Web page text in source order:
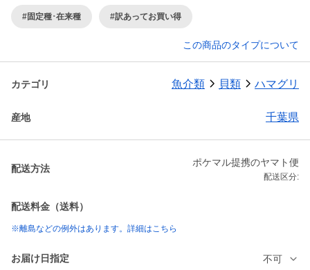
#固定種･在来種 #訳あってお買い得
この商品のタイプについて
カテゴリ 魚介類 貝類 ハマグリ
産地 千葉県
配送方法
ポケマル提携のヤマト便
配送区分:
配送料金（送料）
※離島などの例外はあります。詳細はこちら
お届け日指定 不可